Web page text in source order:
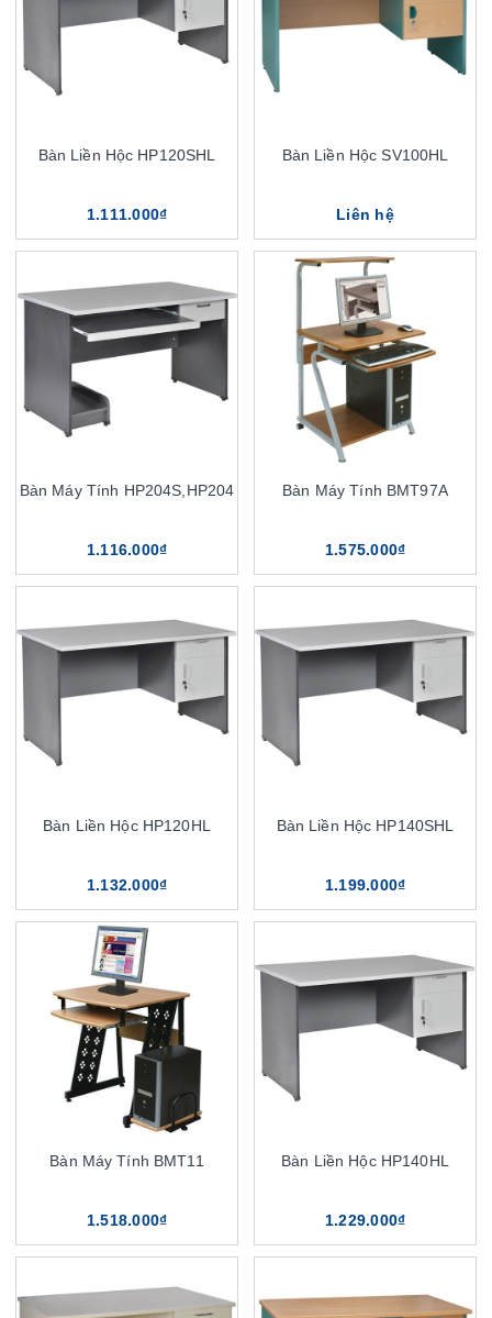
Bàn Liền Hộc HP120SHL
1.111.000₫
Bàn Liền Hộc SV100HL
Liên hệ
Bàn Máy Tính HP204S,HP204
1.116.000₫
Bàn Máy Tính BMT97A
1.575.000₫
Bàn Liền Hộc HP120HL
1.132.000₫
Bàn Liền Hộc HP140SHL
1.199.000₫
Bàn Máy Tính BMT11
1.518.000₫
Bàn Liền Hộc HP140HL
1.229.000₫